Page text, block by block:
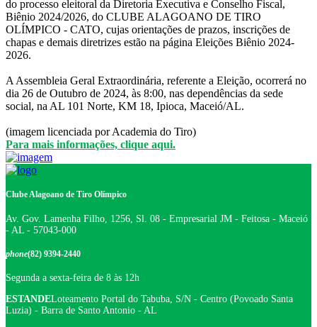
do processo eleitoral da Diretoria Executiva e Conselho Fiscal,
Biênio 2024/2026, do CLUBE ALAGOANO DE TIRO
OLÍMPICO - CATO, cujas orientações de prazos, inscrições de
chapas e demais diretrizes estão na página Eleições Biênio 2024-
2026.
A Assembleia Geral Extraordinária, referente a Eleição, ocorrerá no
dia 26 de Outubro de 2024, às 8:00, nas dependências da sede
social, na AL 101 Norte, KM 18, Ipioca, Maceió/AL.
(imagem licenciada por Academia do Tiro)
Para mais informações, clique aqui.
Clube Alagoano de Tiro Olímpico
Av. Gov. Lamenha Filho, 1256, Sl. 08 - Empresarial JM - Feitosa - Maceió
- AL - 57043-000
phone(82) 9394-2440
Segunda a sexta-feira de 8 às 12h
ESTANDELoteamento Portal do Tabuba, S/N - Centro (Povoado Santa
Luzia) - Barra de Santo Antonio - AL